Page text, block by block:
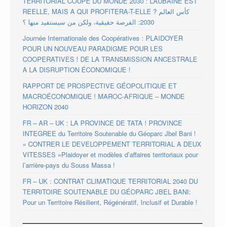
REELLE, MAIS A QUI PROFITERA-T-ELLE ? كأس العالم
2030: الفرصة حقيقية، ولكن من سيستفيد منها ؟
Journée Internationale des Coopératives : PLAIDOYER
POUR UN NOUVEAU PARADIGME POUR LES
COOPERATIVES ! DE LA TRANSMISSION ANCESTRALE
A LA DISRUPTION ÉCONOMIQUE !
RAPPORT DE PROSPECTIVE GÉOPOLITIQUE ET
MACROÉCONOMIQUE ! MAROC-AFRIQUE – MONDE
HORIZON 2040
FR – AR – UK : LA PROVINCE DE TATA ! PROVINCE
INTEGREE du Territoire Soutenable du Géoparc Jbel Bani !
« CONTRER LE DEVELOPPEMENT TERRITORIAL A DEUX
VITESSES »Plaidoyer et modèles d’affaires territoriaux pour
l’arrière-pays du Souss Massa !
FR – UK : CONTRAT CLIMATIQUE TERRITORIAL 2040 DU
TERRITOIRE SOUTENABLE DU GÉOPARC JBEL BANI:
Pour un Territoire Résilient, Régénératif, Inclusif et Durable !